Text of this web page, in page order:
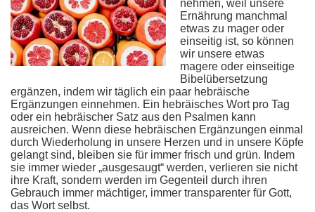
nehmen, weil unsere
Ernährung manchmal
etwas zu mager oder
einseitig ist, so können
wir unsere etwas
magere oder einseitige
Bibelübersetzung
ergänzen, indem wir täglich ein paar hebräische
Ergänzungen einnehmen. Ein hebräisches Wort pro Tag
oder ein hebräischer Satz aus den Psalmen kann
ausreichen. Wenn diese hebräischen Ergänzungen einmal
durch Wiederholung in unsere Herzen und in unsere Köpfe
gelangt sind, bleiben sie für immer frisch und grün. Indem
sie immer wieder „ausgesaugt“ werden, verlieren sie nicht
ihre Kraft, sondern werden im Gegenteil durch ihren
Gebrauch immer mächtiger, immer transparenter für Gott,
das Wort selbst.